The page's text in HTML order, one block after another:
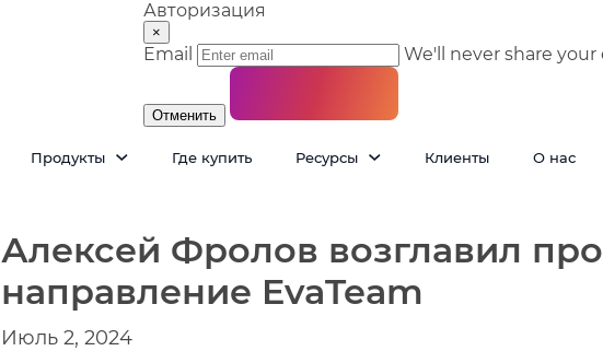
Авторизация
×
Email We'll never share
Отменить
Продукты Где купить Ресурсы Клиенты О нас
Алексей Фролов возглавил
направление EvaTeam
Июль 2, 2024